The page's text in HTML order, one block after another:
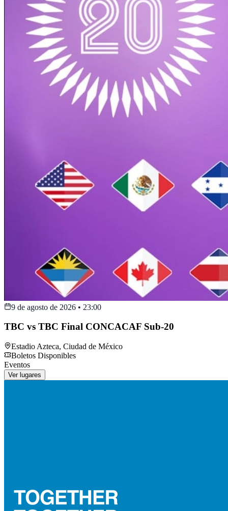
9 de agosto de 2026 • 23:00
TBC vs TBC Final CONCACAF Sub-20
Estadio Azteca, Ciudad de México
Boletos Disponibles
Eventos
Ver lugares